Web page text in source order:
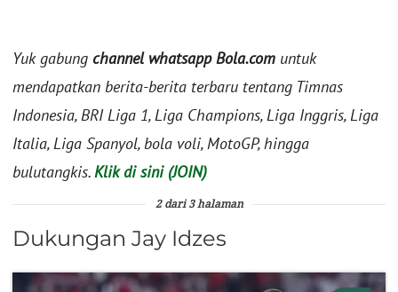
Yuk gabung channel whatsapp Bola.com untuk
mendapatkan berita-berita terbaru tentang Timnas
Indonesia, BRI Liga 1, Liga Champions, Liga Inggris, Liga
Italia, Liga Spanyol, bola voli, MotoGP, hingga
bulutangkis.Klik di sini (JOIN)
2 dari 3 halaman
Dukungan Jay Idzes